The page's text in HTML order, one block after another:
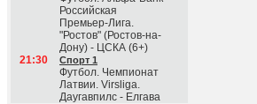
Российская
Премьер-Лига.
"Ростов" (Ростов-на-
Дону) - ЦСКА (6+)
21:30
Спорт 1
Футбол. Чемпионат
Латвии. Virsliga.
Даугавпилс - Елгава